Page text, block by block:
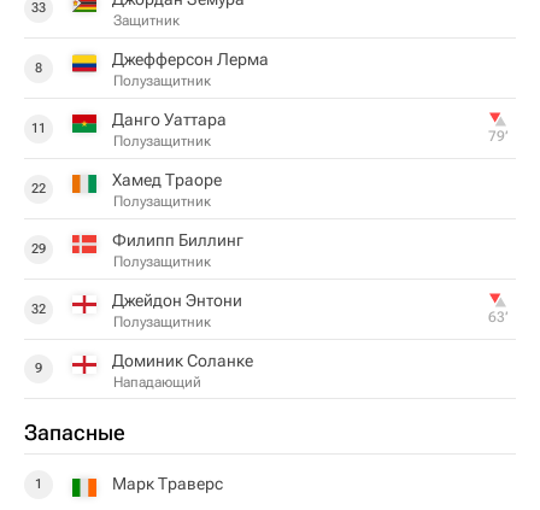
33
Защитник
8 Джефферсон Лерма
Полузащитник
11 Данго Уаттара
Полузащитник 79‎’‎
22 Хамед Траоре
Полузащитник
29 Филипп Биллинг
Полузащитник
32 Джейдон Энтони
Полузащитник 63‎’‎
9 Доминик Соланке
Нападающий
Запасные
1 Марк Траверс